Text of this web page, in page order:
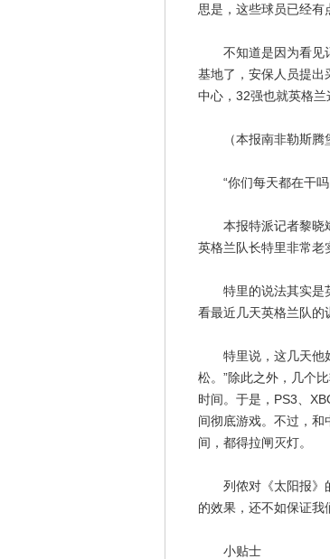
思是，这些球员已经有
不知道是因为看见记
基地了，安保人员提
中心，32强也就英格兰
（本报南非勒斯腾堡
“你们每天都在干吗
本报特派记者黎晓斌
英格兰队长特里非常老
特里的说法其实是英
看最近几天英格兰队的
特里说，这几天他好
松。”除此之外，几个
时间。于是，PS3、
间彻底游戏。不过，
间，都得拉闸灭灯。
列侬对《太阳报》的
的效果，还不如保证我
小贴士